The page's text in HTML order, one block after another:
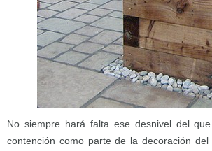
No siempre hará falta ese desnivel del
contención como parte de la decoración